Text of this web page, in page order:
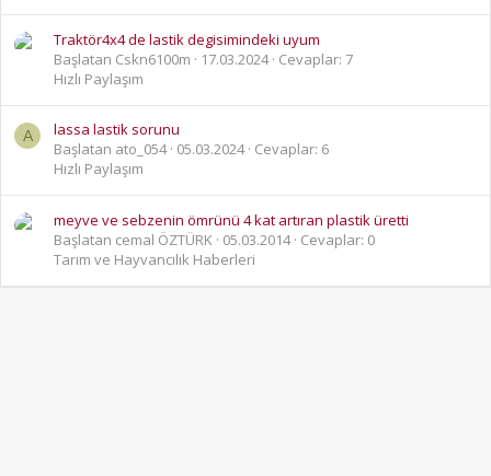
Traktör4x4 de lastik degisimindeki uyum
Başlatan Cskn6100m
17.03.2024 Cevaplar: 7
Hızlı Paylaşım
A
lassa lastik sorunu
Başlatan ato_054 05.03.2024 Cevaplar: 6
Hızlı Paylaşım
meyve ve sebzenin ömrünü 4 kat artıran plastik üretti
Başlatan cemal ÖZTÜRK 05.03.2014 Cevaplar: 0
Tarım ve Hayvancılık Haberleri